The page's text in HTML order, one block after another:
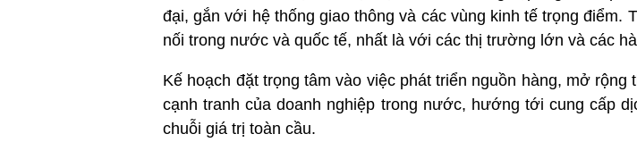
đại, gắn với hệ thống giao thông và các vùng kinh tế trọng điểm.
nối trong nước và quốc tế, nhất là với các thị trường lớn và các
Kế hoạch đặt trọng tâm vào việc phát triển nguồn hàng, mở
cạnh tranh của doanh nghiệp trong nước, hướng tới cung cấp
chuỗi giá trị toàn cầu.